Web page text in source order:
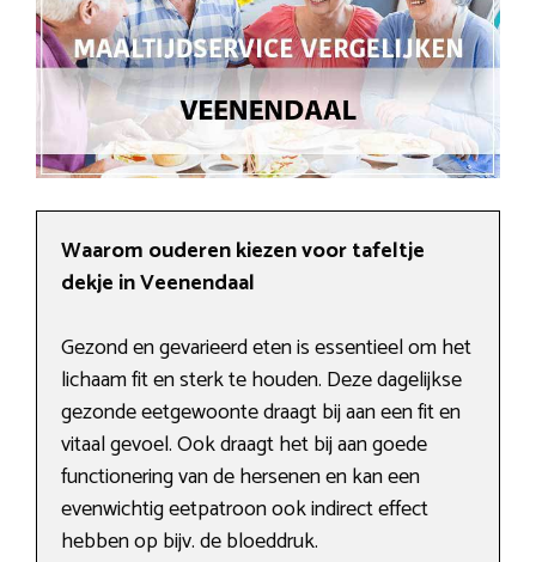
Waarom ouderen kiezen voor tafeltje
dekje in Veenendaal
Gezond en gevarieerd eten is essentieel om het
lichaam fit en sterk te houden. Deze dagelijkse
gezonde eetgewoonte draagt bij aan een fit en
vitaal gevoel. Ook draagt het bij aan goede
functionering van de hersenen en kan een
evenwichtig eetpatroon ook indirect effect
hebben op bijv. de bloeddruk.